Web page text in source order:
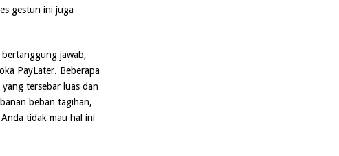
gestun ini juga
jawab,
PayLater. Beberapa
tersebar luas dan
beban tagihan,
tidak mau hal ini